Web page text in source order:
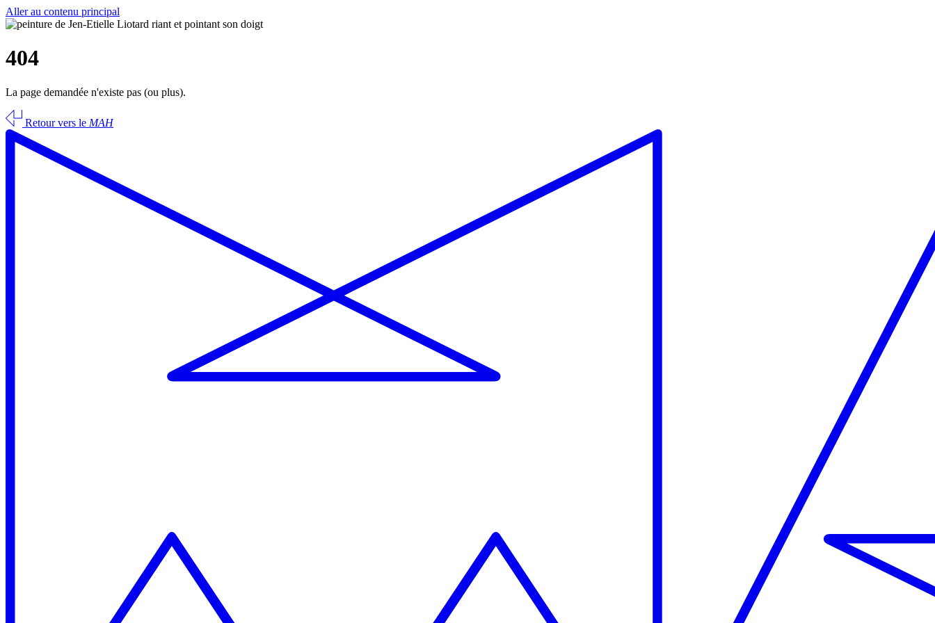
Aller au contenu principal
404
La page demandée n'existe pas (ou plus).
Retour vers le MAH